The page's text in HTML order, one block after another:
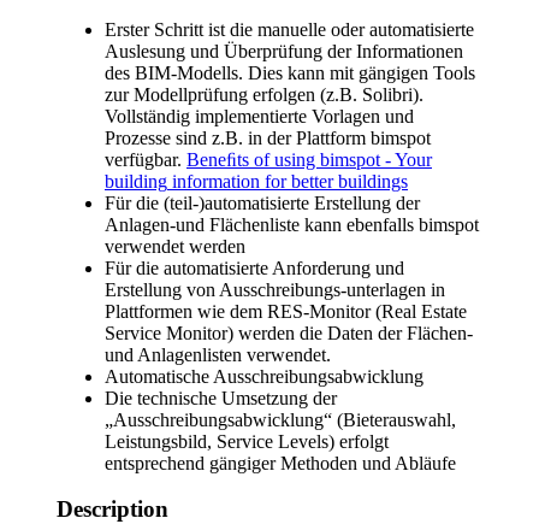
Erster Schritt ist die manuelle oder automatisierte
Auslesung und Überprüfung der Informationen
des BIM-Modells. Dies kann mit gängigen Tools
zur Modellprüfung erfolgen (z.B. Solibri).
Vollständig implementierte Vorlagen und
Prozesse sind z.B. in der Plattform bimspot
verfügbar. Beneﬁts of using bimspot -Your
building information for better buildings
Für die (teil-)automatisierte Erstellung der
Anlagen-und Flächenliste kann ebenfalls bimspot
verwendet werden
Für die automatisierte Anforderung und
Erstellung von Ausschreibungs-unterlagen in
Plattformen wie dem RES-Monitor (Real Estate
Service Monitor) werden die Daten der Flächen-
und Anlagenlisten verwendet.
Automatische Ausschreibungsabwicklung
Die technische Umsetzung der
„Ausschreibungsabwicklung“ (Bieterauswahl,
Leistungsbild, Service Levels) erfolgt
entsprechend gängiger Methoden und Abläufe
Description